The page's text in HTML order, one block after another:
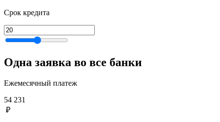
Срок кредита
Одна заявка во все банки
Ежемесячный платеж
54 231
₽